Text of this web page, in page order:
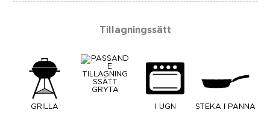
Tillagningssätt
GRILLA
GRYTA
I UGN STEKA I PANNA